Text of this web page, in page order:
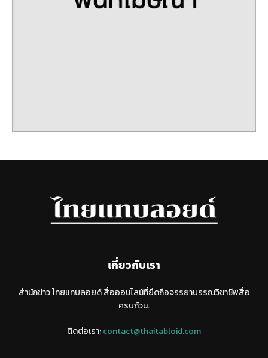
เกี่ยวกับเรา
สำนักข่าว ไทยแทบลอยด์ สื่อออนไลน์ที่ยึดถือจรรยาบรรณวิชาชีพสื่อ
ครบถ้วน.
ติดต่อเรา:contact@thaitabloid.com